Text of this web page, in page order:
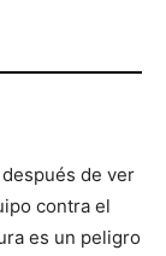
de ver
contra el
es un peligro